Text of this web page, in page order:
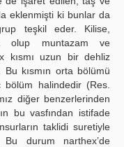
eklenmişti ki bunlar da
teşkil eder. Kilise,
olup muntazam ve
kısmı uzun bir dehliz
kısmın orta bölümü
halindedir (Res.
diğer benzerlerinden
bu vasfından istifade
taklidi suretiyle
durum narthex’de